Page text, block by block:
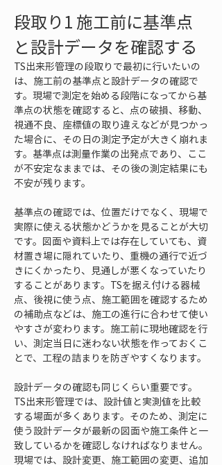
段取り1 施工前に基準点
と設計データを確認する
TS出来形管理の段取りで最初に行いたいの
は、施工前の基準点と設計データの確認で
す。現場で測定を始める段階になってから基
準点の状態を確認すると、点の破損、移動、
視通不良、座標値の取り違えなどが見つかっ
た場合に、その日の測定予定が大きく崩れま
す。基準点は測量作業の出発点であり、ここ
が不安定なままでは、その後の測定結果にも
不安が残ります。
基準点の確認では、位置だけでなく、現場で
実際に使える状態かどうかを見ることが大切
です。図面や資料上では存在していても、資
材置き場に隠れていたり、重機の通行で近づ
きにくかったり、見通しが悪くなっていたり
することがあります。TSを据え付ける器械
点、後視に使う点、施工範囲を確認するため
の補助点などは、施工の進行に合わせて使い
やすさが変わります。施工前に現地確認を行
い、測定当日に迷わない状態を作っておくこ
とで、工程の詰まりを防ぎやすくなります。
設計データの確認も同じくらい重要です。
TS出来形管理では、設計値と実測値を比較
する場面が多くあります。そのため、測定に
使う設計データが最新の図面や施工条件と一
致しているかを確認しなければなりません。
現場では、設計変更、施工範囲の変更、追加